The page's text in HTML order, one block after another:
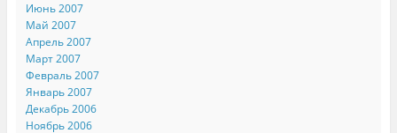
Июнь 2007
Май 2007
Апрель 2007
Март 2007
Февраль 2007
Январь 2007
Декабрь 2006
Ноябрь 2006